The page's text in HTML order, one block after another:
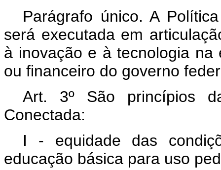
Parágrafo único. A
será executada em
à inovação e à tecnologia na
ou financeiro do governo
Art. 3º
São princípios
Conectada:
I - equidade das
educação básica para uso